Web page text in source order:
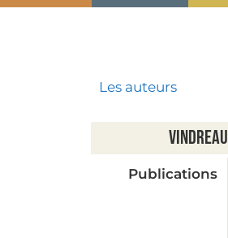
Les auteurs
Vindreau
Publications